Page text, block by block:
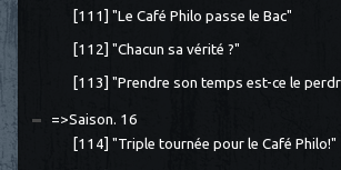
[111] "Le Café Philo passe le Bac"
[112] "Chacun sa vérité ?"
[113] "Prendre son temps est-ce le
=>Saison. 16
[114] "Triple tournée pour le Café Philo!"